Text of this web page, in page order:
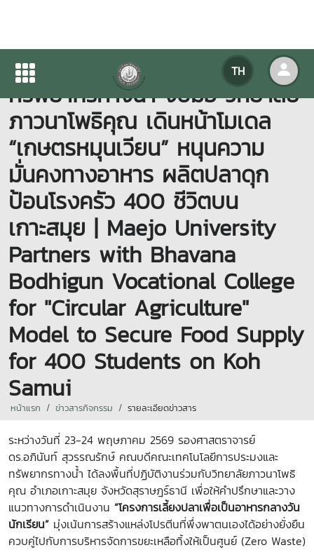
TH
คณะเทคโนโลยีการประมงและ
ทรัพยากรทางน้ำ จับมือ วิทยาลัย
ภาวนาโพธิคุณ เดินหน้าโมเดล
“เกษตรหมุนเวียน” หนุนความ
มั่นคงทางอาหาร ผลิตปลาดุก
ป้อนโรงครัว 400 ชีวิตบน
เกาะสมุย | Maejo University
Partners with Bhavana
Bodhigun Vocational College
for "Circular Agriculture"
Model to Secure Food Supply
for 400 Students on Koh
Samui
หน้าแรก ข่าวสารกิจกรรม รายละเอียดข่าวสาร
ระหว่างวันที่ 23-24 พฤษภาคม 2569 รองศาสตราจารย์
ดร.อภินันท์ สุวรรณรักษ์ คณบดีคณะเทคโนโลยีการประมงและ
ทรัพยากรทางน้ำ ได้ลงพื้นที่ปฏิบัติงานร่วมกับวิทยาลัยภาวนาโพธิ
คุณ อำเภอเกาะสมุย จังหวัดสุราษฎร์ธานี เพื่อให้คำปรึกษาและวาง
แนวทางการดำเนินงาน “โครงการเลี้ยงปลาเพื่อเป็นอาหารกลางวัน
นักเรียน” มุ่งเน้นการสร้างแหล่งโปรตีนที่พึ่งพาตนเองได้อย่างยั่งยืน
ควบคู่ไปกับการบริหารจัดการขยะเหลือทิ้งให้เป็นศูนย์ (Zero Waste)